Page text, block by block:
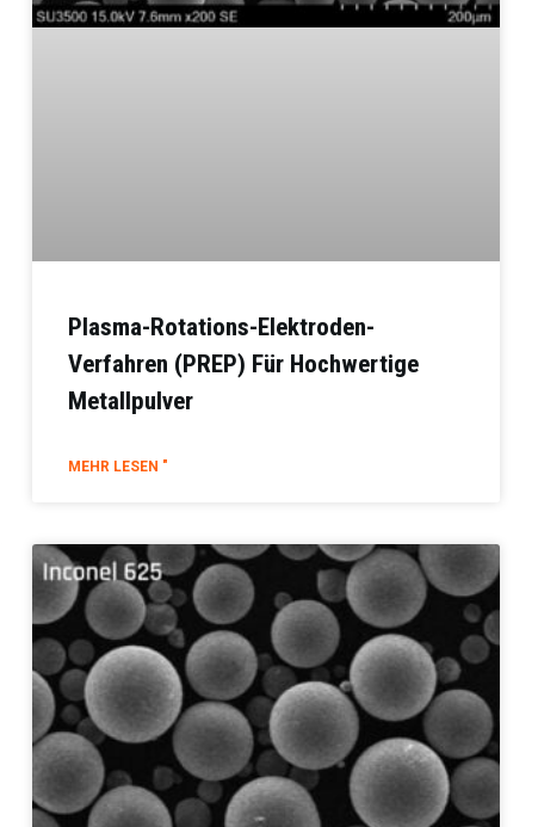
Plasma-Rotations-Elektroden-
Verfahren (PREP) Für Hochwertige
Metallpulver
MEHR LESEN "